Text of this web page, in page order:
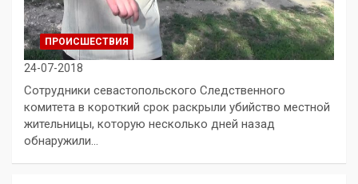
ПРОИСШЕСТВИЯ
24-07-2018
Сотрудники севастопольского Следственного
комитета в короткий срок раскрыли убийство местной
жительницы, которую несколько дней назад
обнаружили…